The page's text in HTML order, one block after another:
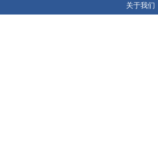
关于我们